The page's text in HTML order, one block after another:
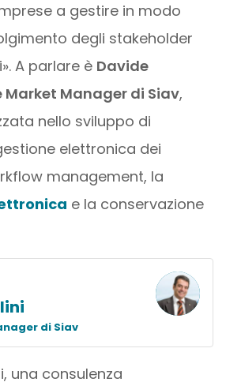
a gestire in modo
degli stakeholder
A parlare è Davide
Manager di Siav,
nello sviluppo di
elettronica dei
management, la
e la conservazione
di Siav
una consulenza